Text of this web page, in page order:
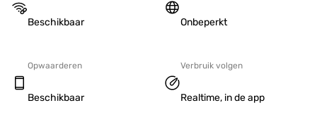
Beschikbaar Onbeperkt
Opwaarderen
Beschikbaar
Verbruik volgen
Realtime, in de app